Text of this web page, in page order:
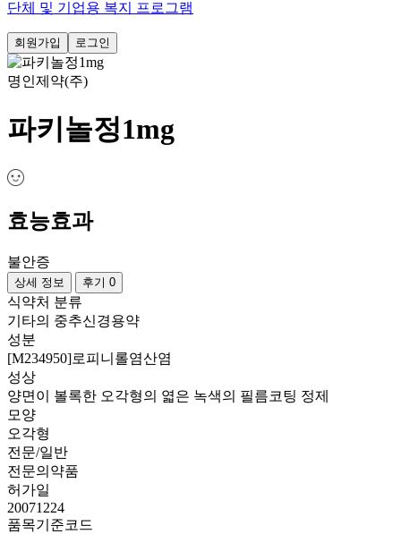
단체 및 기업용 복지 프로그램
회원가입 로그인
명인제약(주)
파키놀정1mg
효능효과
불안증
상세 정보 후기 0
식약처 분류
기타의 중추신경용약
성분
[M234950]로피니롤염산염
성상
양면이 볼록한 오각형의 엷은 녹색의 필름코팅 정제
모양
오각형
전문/일반
전문의약품
허가일
20071224
품목기준코드